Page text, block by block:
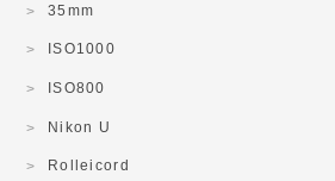
35mm
ISO1000
ISO800
Nikon U
Rolleicord